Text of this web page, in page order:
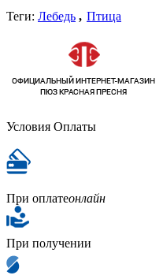
Теги: Лебедь , Птица
Условия Оплаты
При оплатеонлайн
При получении